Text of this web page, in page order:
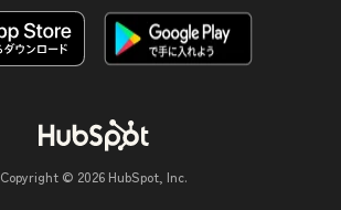
Copyright © 2026 HubSpot, Inc.